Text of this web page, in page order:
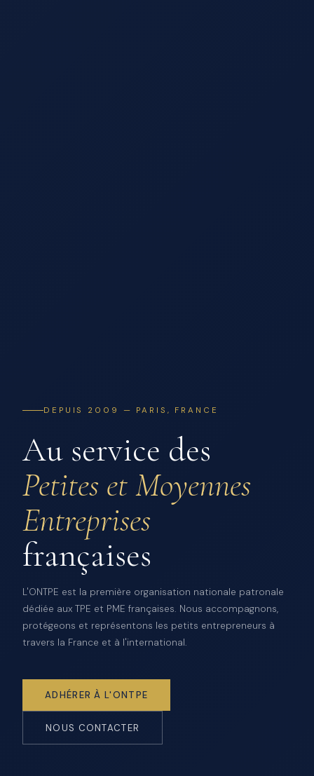
DEPUIS 2009 — PARIS, FRANCE
Au service des
Petites et Moyennes
Entreprises
françaises
L'ONTPE est la première organisation nationale patronale
dédiée aux TPE et PME françaises. Nous accompagnons,
protégeons et représentons les petits entrepreneurs à
travers la France et à l'international.
ADHÉRER À L'ONTPE
NOUS CONTACTER